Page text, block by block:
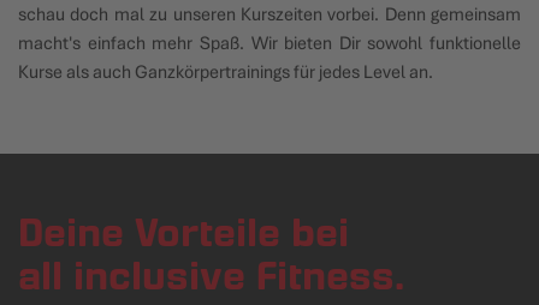
schau doch mal zu unseren Kurszeiten vorbei. Denn gemeinsam
macht's einfach mehr Spaß. Wir bieten Dir sowohl funktionelle
Kurse als auch Ganzkörpertrainings für jedes Level an.
Deine Vorteile bei
all inclusive Fitness.